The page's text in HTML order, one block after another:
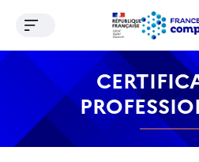
Contenu Recherche
Ouvrir le menu de